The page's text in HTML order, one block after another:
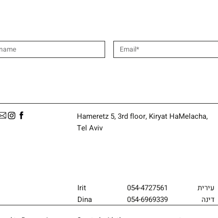
Hameretz 5, 3rd floor, Kiryat HaMelacha,
Tel Aviv
Irit
Dina
054-4727561
054-6969339
עירית
דינה